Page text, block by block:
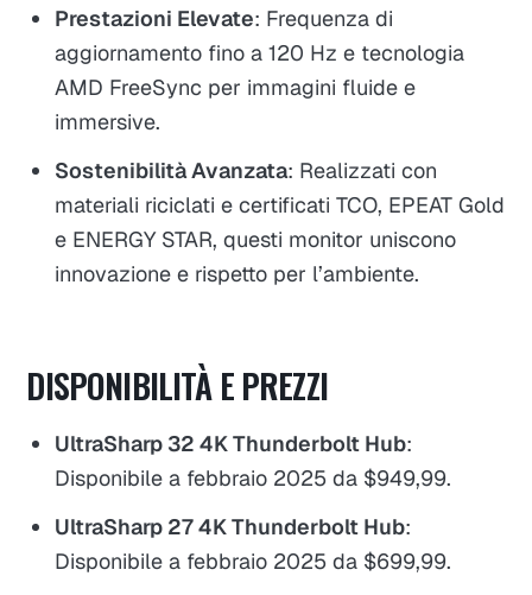
Prestazioni Elevate: Frequenza di
aggiornamento fino a 120 Hz e tecnologia
AMD FreeSync per immagini fluide e
immersive.
Sostenibilità Avanzata: Realizzati con
materiali riciclati e certificati TCO, EPEAT Gold
e ENERGY STAR, questi monitor uniscono
innovazione e rispetto per l’ambiente.
DISPONIBILITÀ E PREZZI
UltraSharp 32 4K Thunderbolt Hub:
Disponibile a febbraio 2025 da $949,99.
UltraSharp 27 4K Thunderbolt Hub:
Disponibile a febbraio 2025 da $699,99.